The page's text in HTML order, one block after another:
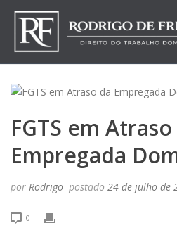
FGTS em
Empregada
por Rodrigo postado 24 de julho de
0